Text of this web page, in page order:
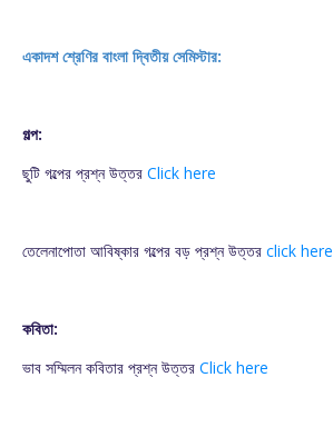
একাদশ শ্রেণির বাংলা দ্বিতীয় সেমিস্টার:
গল্প:
ছুটি গল্পের প্রশ্ন উত্তর Click here
তেলেনাপোতা আবিষ্কার গল্পের বড় প্রশ্ন উত্তর click here
কবিতা:
ভাব সম্মিলন কবিতার প্রশ্ন উত্তর Click here